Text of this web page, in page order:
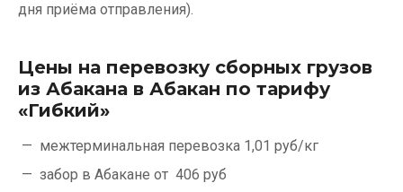
дня приёма отправления).
Цены на перевозку сборных грузов
из Абакана в Абакан по тарифу
«Гибкий»
межтерминальная перевозка 1,01 руб/кг
забор в Абакане от 406 руб